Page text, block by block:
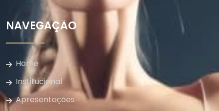
NAVEGAÇÃO
Home
Institucional
Apresentações